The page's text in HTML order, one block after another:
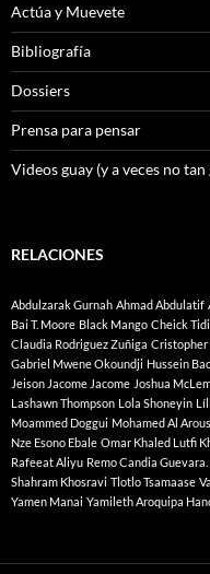
Actúa y Muevete
Bibliografía
Dossiers
Prensa para pensar
Videos guay (y a veces no tan
RELACIONES
Abdulzarak Gurnah Ahmad Abdulatif
Bai T. Moore Black Mango Cheick
Claudia Rodriguez Zuñiga Cristopher
Gabriel Mwene Okoundji Hussein
Jeison Jacome Jacome Joshua
Lashawn Thompson Lola Shoneyin
Moammed Doggui Mohamed Al
Nze Esono Ebale Omar Khaled Lutfi
Rafeeat Aliyu Remo Candia Guevara.
Shahram Khosravi Tlotlo Tsamaase
Yamen Manai Yamileth Aroquipa